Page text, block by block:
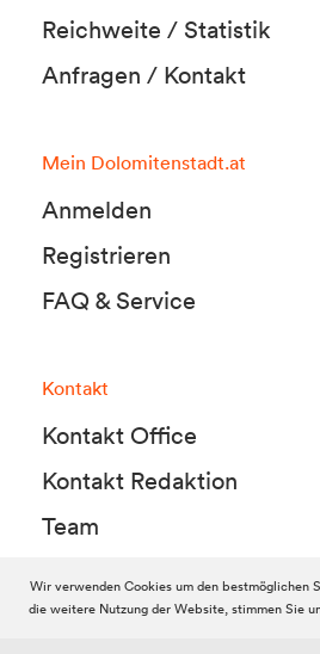
Reichweite / Statistik
Anfragen / Kontakt
Mein Dolomitenstadt.at
Anmelden
Registrieren
FAQ & Service
Kontakt
Kontakt Office
Kontakt Redaktion
Team
© 2010-2026 Dolomitenstadt.at
Wir verwenden Cookies um den bestmöglichen
die weitere Nutzung der Website, stimmen Sie